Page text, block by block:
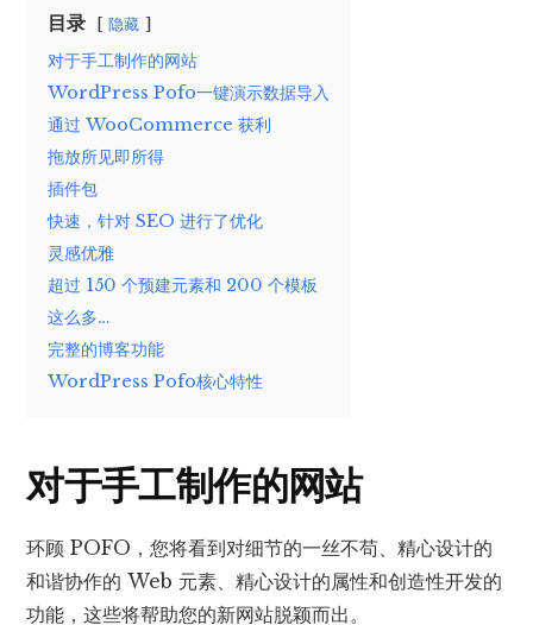
目录 隐藏
对于手工制作的网站
WordPress Pofo一键演示数据导入
通过 WooCommerce 获利
拖放所见即所得
插件包
快速，针对 SEO 进行了优化
灵感优雅
超过 150 个预建元素和 200 个模板
这么多…
完整的博客功能
WordPress Pofo核心特性
对于手工制作的网站
环顾 POFO，您将看到对细节的一丝不苟、精心设计的
和谐协作的 Web 元素、精心设计的属性和创造性开发的
功能，这些将帮助您的新网站脱颖而出。